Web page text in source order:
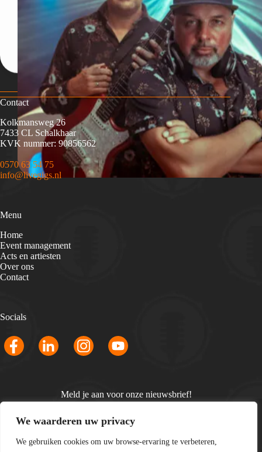
We waarderen uw privacy
We gebruiken cookies om uw browse-ervaring te verbeteren,
Contact
Kolkmansweg 26
7433 CL Schalkhaar
KVK nummer: 90856562
0570 63 54 75
info@livegigs.nl
Menu
Home
Event management
Acts en artiesten
Over ons
Contact
Socials
Meld je aan voor onze nieuwsbrief!
*